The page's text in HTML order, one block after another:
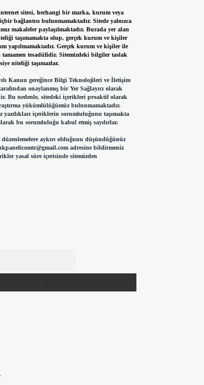
sitesi, herhangi bir marka, kurum veya
bağlantısı bulunmamaktadır. Sitede yalnızca
makaleler paylaşılmaktadır. Burada yer alan
taşımamakta olup, gerçek kurum ve kişiler
yapılmamaktadır. Gerçek kurum ve kişiler ile
tesadüfidir. Sitemizdeki bilgiler taslak
niteliği taşımazlar.
Kanun gereğince Bilgi Teknolojileri ve İletişim
onaylanmış bir Yer Sağlayıcı olarak
Bu nedenle, sitedeki içerikleri proaktif olarak
yükümlülüğümüz bulunmamaktadır.
yazdıkları içeriklerin sorumluluğunu taşımakta
bu sorumluluğu kabul etmiş sayılırlar.
aykırı olduğunu düşündüğünüz
adresine bildirmeniz
yasal süre içerisinde sitemizden